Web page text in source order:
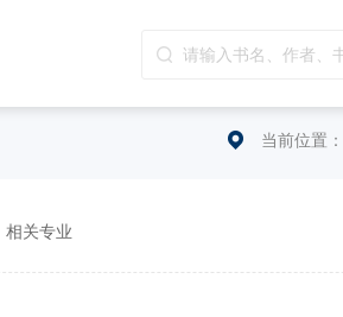
当前位置：
相关专业